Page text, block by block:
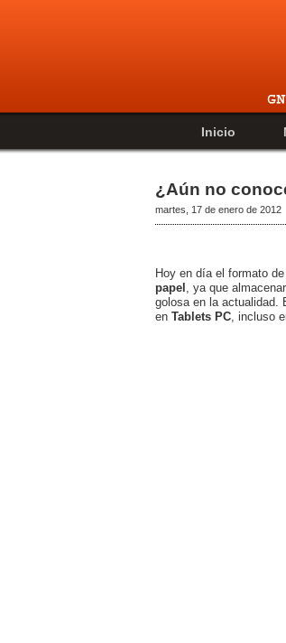
Inicio
¿Aún no
martes, 17 de enero de 2012
Hoy en día el formato de
papel , ya que
golosa en la actualidad.
en Tablets PC , incluso